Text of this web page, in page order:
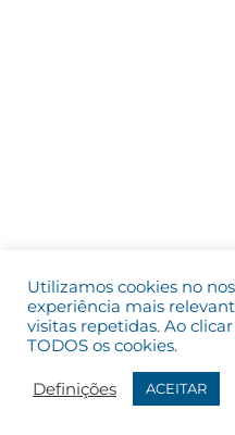
Utilizamos cookies no
experiência mais
visitas repetidas. Ao
TODOS os cookies.
Definições ACEITAR